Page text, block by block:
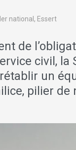
national, Essert
de
civil,
un
pilier